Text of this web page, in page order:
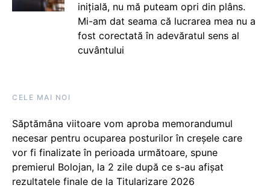
inițială, nu mă puteam opri din plâns.
Mi-am dat seama că lucrarea mea nu a
fost corectată în adevăratul sens al
cuvântului
CELE MAI NOI
Săptămâna viitoare vom aproba memorandumul
necesar pentru ocuparea posturilor în creșele care
vor fi finalizate în perioada următoare, spune
premierul Bolojan, la 2 zile după ce s-au afișat
rezultatele finale de la Titularizare 2026